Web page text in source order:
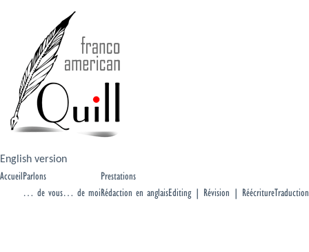
English version
AccueilParlons
… de vous… de moi
Prestations
Rédaction en anglaisEditing | Révision | Réécriture